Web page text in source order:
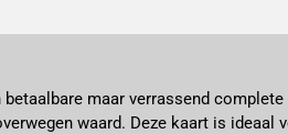
maar verrassend
waard. Deze kaart is ideaal